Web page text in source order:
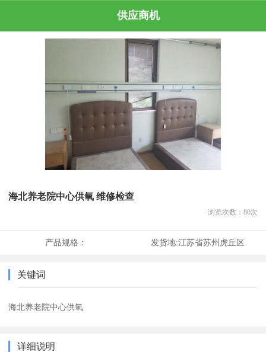
供应商机
海北养老院中心供氧 维修检查
浏览次数： 80次
产品规格： 发货地:江苏省苏州虎丘区
关键词
海北养老院中心供氧
详细说明